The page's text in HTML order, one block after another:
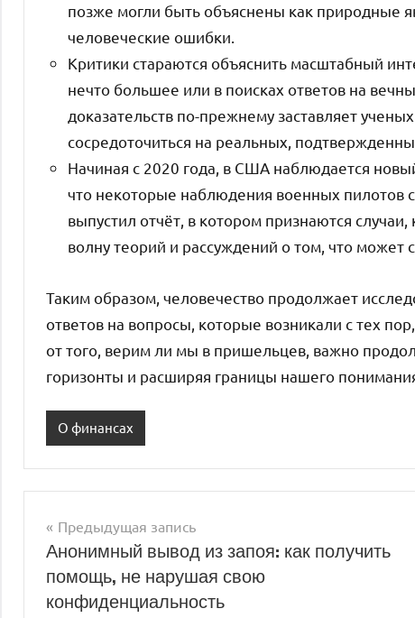
позже могли быть объяснены как природные
человеческие ошибки.
Критики стараются объяснить масштабный
нечто большее или в поисках ответов на
доказательств по-прежнему заставляет
сосредоточиться на реальных,
Начиная с 2020 года, в США наблюдается
что некоторые наблюдения военных пилотов
выпустил отчёт, в котором признаются
волну теорий и рассуждений о том, что может
Таким образом, человечество продолжает
ответов на вопросы, которые возникали с тех
от того, верим ли мы в пришельцев, важно
горизонты и расширяя границы нашего
О финансах
Навигация
по
записям
Предыдущая запись
Анонимный вывод из запоя: как получить
помощь, не нарушая свою
конфиденциальность